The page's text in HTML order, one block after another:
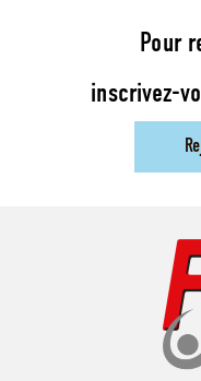
Pour
inscrivez-